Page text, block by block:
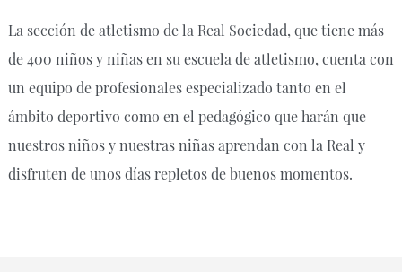
La sección de atletismo de la Real Sociedad, que tiene más
de 400 niños y niñas en su escuela de atletismo, cuenta con
un equipo de profesionales especializado tanto en el
ámbito deportivo como en el pedagógico que harán que
nuestros niños y nuestras niñas aprendan con la Real y
disfruten de unos días repletos de buenos momentos.